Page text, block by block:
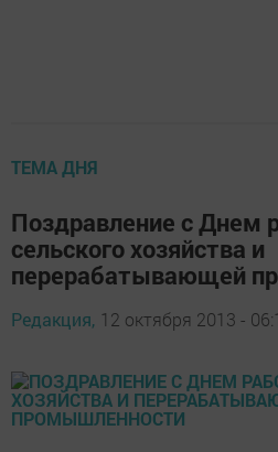
ТЕМА ДНЯ
Поздравление с Днем
сельского хозяйства и
перерабатывающей
Редакция, 12 октября 2013 -